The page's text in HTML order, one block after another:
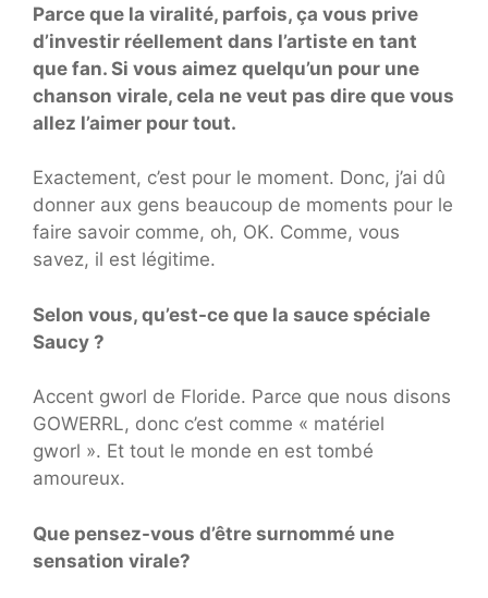
Parce que la viralité, parfois, ça vous prive
d’investir réellement dans l’artiste en tant
que fan. Si vous aimez quelqu’un pour une
chanson virale, cela ne veut pas dire que vous
allez l’aimer pour tout.
Exactement, c’est pour le moment. Donc, j’ai dû
donner aux gens beaucoup de moments pour le
faire savoir comme, oh, OK. Comme, vous
savez, il est légitime.
Selon vous, qu’est-ce que la sauce spéciale
Saucy ?
Accent gworl de Floride. Parce que nous disons
GOWERRL, donc c’est comme « matériel
gworl ». Et tout le monde en est tombé
amoureux.
Que pensez-vous d’être surnommé une
sensation virale?